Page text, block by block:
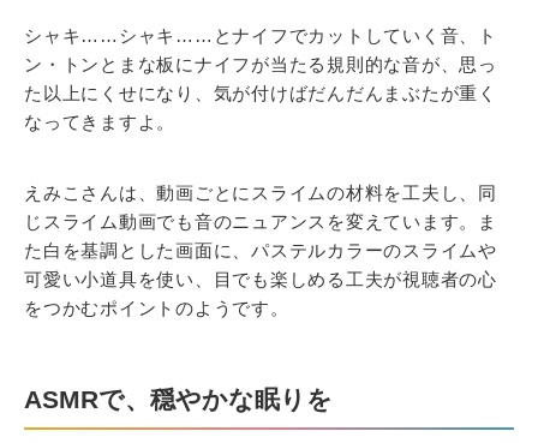
シャキ……シャキ……とナイフでカットしていく音、ト
ン・トンとまな板にナイフが当たる規則的な音が、思っ
た以上にくせになり、気が付けばだんだんまぶたが重く
なってきますよ。
えみこさんは、動画ごとにスライムの材料を工夫し、同
じスライム動画でも音のニュアンスを変えています。ま
た白を基調とした画面に、パステルカラーのスライムや
可愛い小道具を使い、目でも楽しめる工夫が視聴者の心
をつかむポイントのようです。
ASMRで、穏やかな眠りを